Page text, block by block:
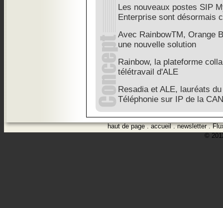
Les nouveaux postes SIP
Enterprise sont désormais
Avec RainbowTM, Orange
une nouvelle solution
Rainbow, la plateforme
télétravail d'ALE
Resadia et ALE, lauréats
Téléphonie sur IP de la
haut de page.accueil.newsletter.
©